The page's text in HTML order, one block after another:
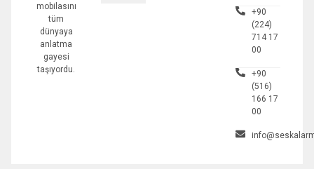
mobilasını
tüm
dünyaya
anlatma
gayesi
taşıyordu.
+90
(224)
714 17
00
+90
(516)
166 17
00